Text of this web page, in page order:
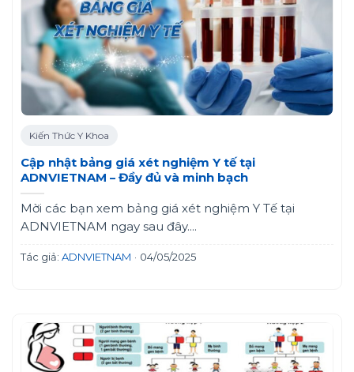
Kiến Thức Y Khoa
Cập nhật bảng giá xét nghiệm Y tế tại
ADNVIETNAM – Đầy đủ và minh bạch
Mời các bạn xem bảng giá xét nghiệm Y Tế tại
ADNVIETNAM ngay sau đây....
Tác giả: ADNVIETNAM · 04/05/2025